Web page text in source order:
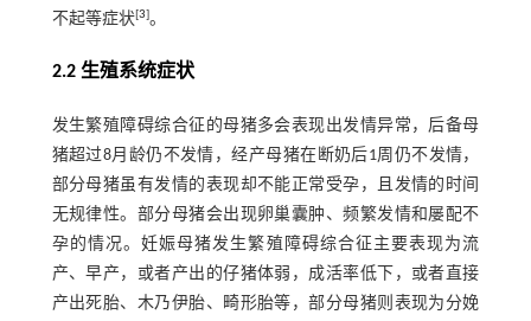
不起等症状[3]。
2.2 生殖系统症状
发生繁殖障碍综合征的母猪多会表现出发情异常，后备母
猪超过8月龄仍不发情，经产母猪在断奶后1周仍不发情，
部分母猪虽有发情的表现却不能正常受孕，且发情的时间
无规律性。部分母猪会出现卵巢囊肿、频繁发情和屡配不
孕的情况。妊娠母猪发生繁殖障碍综合征主要表现为流
产、早产，或者产出的仔猪体弱，成活率低下，或者直接
产出死胎、木乃伊胎、畸形胎等，部分母猪则表现为分娩